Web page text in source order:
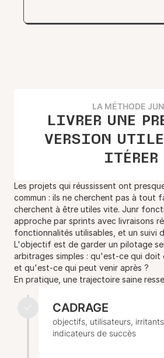
LA MÉTHODE
LIVRER UNE
VERSION
ITÉRER
Les projets qui réussissent ont
commun : ils ne cherchent pas à tout
cherchent à être utiles vite. Junr
approche par sprints avec livraisons
fonctionnalités utilisables, et un suivi
L'objectif est de garder un pilotage
arbitrages simples : qu'est-ce qui doit
et qu'est-ce qui peut venir après ?
En pratique, une trajectoire saine
CADRAGE
objectifs, utilisateurs,
indicateurs de succès